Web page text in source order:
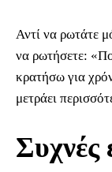
Αντί να ρωτάτε
να ρωτήσετε:
κρατήσω για
μετράει
Συχνές